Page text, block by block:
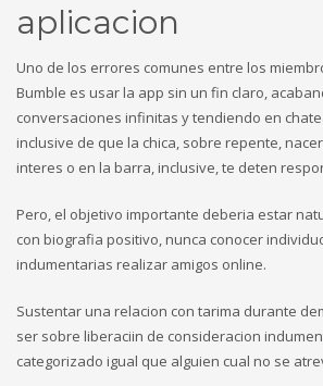
aplicacion
Uno de los errores comunes entre los
Bumble es usar la app sin un fin claro,
conversaciones infinitas y tendiendo en
inclusive de que la chica, sobre repente,
interes o en la barra, inclusive, te deten
Pero, el objetivo importante deberia estar
con biografia positivo, nunca conocer
indumentarias realizar amigos online.
Sustentar una relacion con tarima durante
ser sobre liberaciin de consideracion
categorizado igual que alguien cual no se